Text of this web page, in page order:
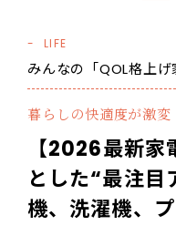
LIFE
みんなの「QOL格上げ
暮らしの快適度が激変
【2026最新家
とした“最注目
機、洗濯機、